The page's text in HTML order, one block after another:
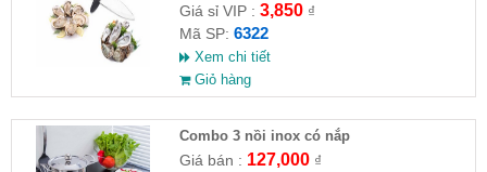
Giá sỉ VIP : 3,850₫
Mã SP: 6322
Xem chi tiết
Giỏ hàng
Combo 3 nồi inox có nắp
Giá bán : 127,000₫